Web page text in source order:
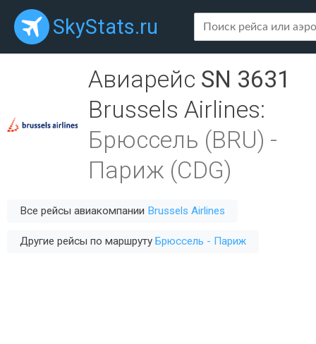
SkyStats.ru
Авиарейс SN 3631
Brussels Airlines:
Брюссель (BRU) -
Париж (CDG)
Все рейсы авиакомпании Brussels Airlines
Другие рейсы по маршруту Брюссель - Париж